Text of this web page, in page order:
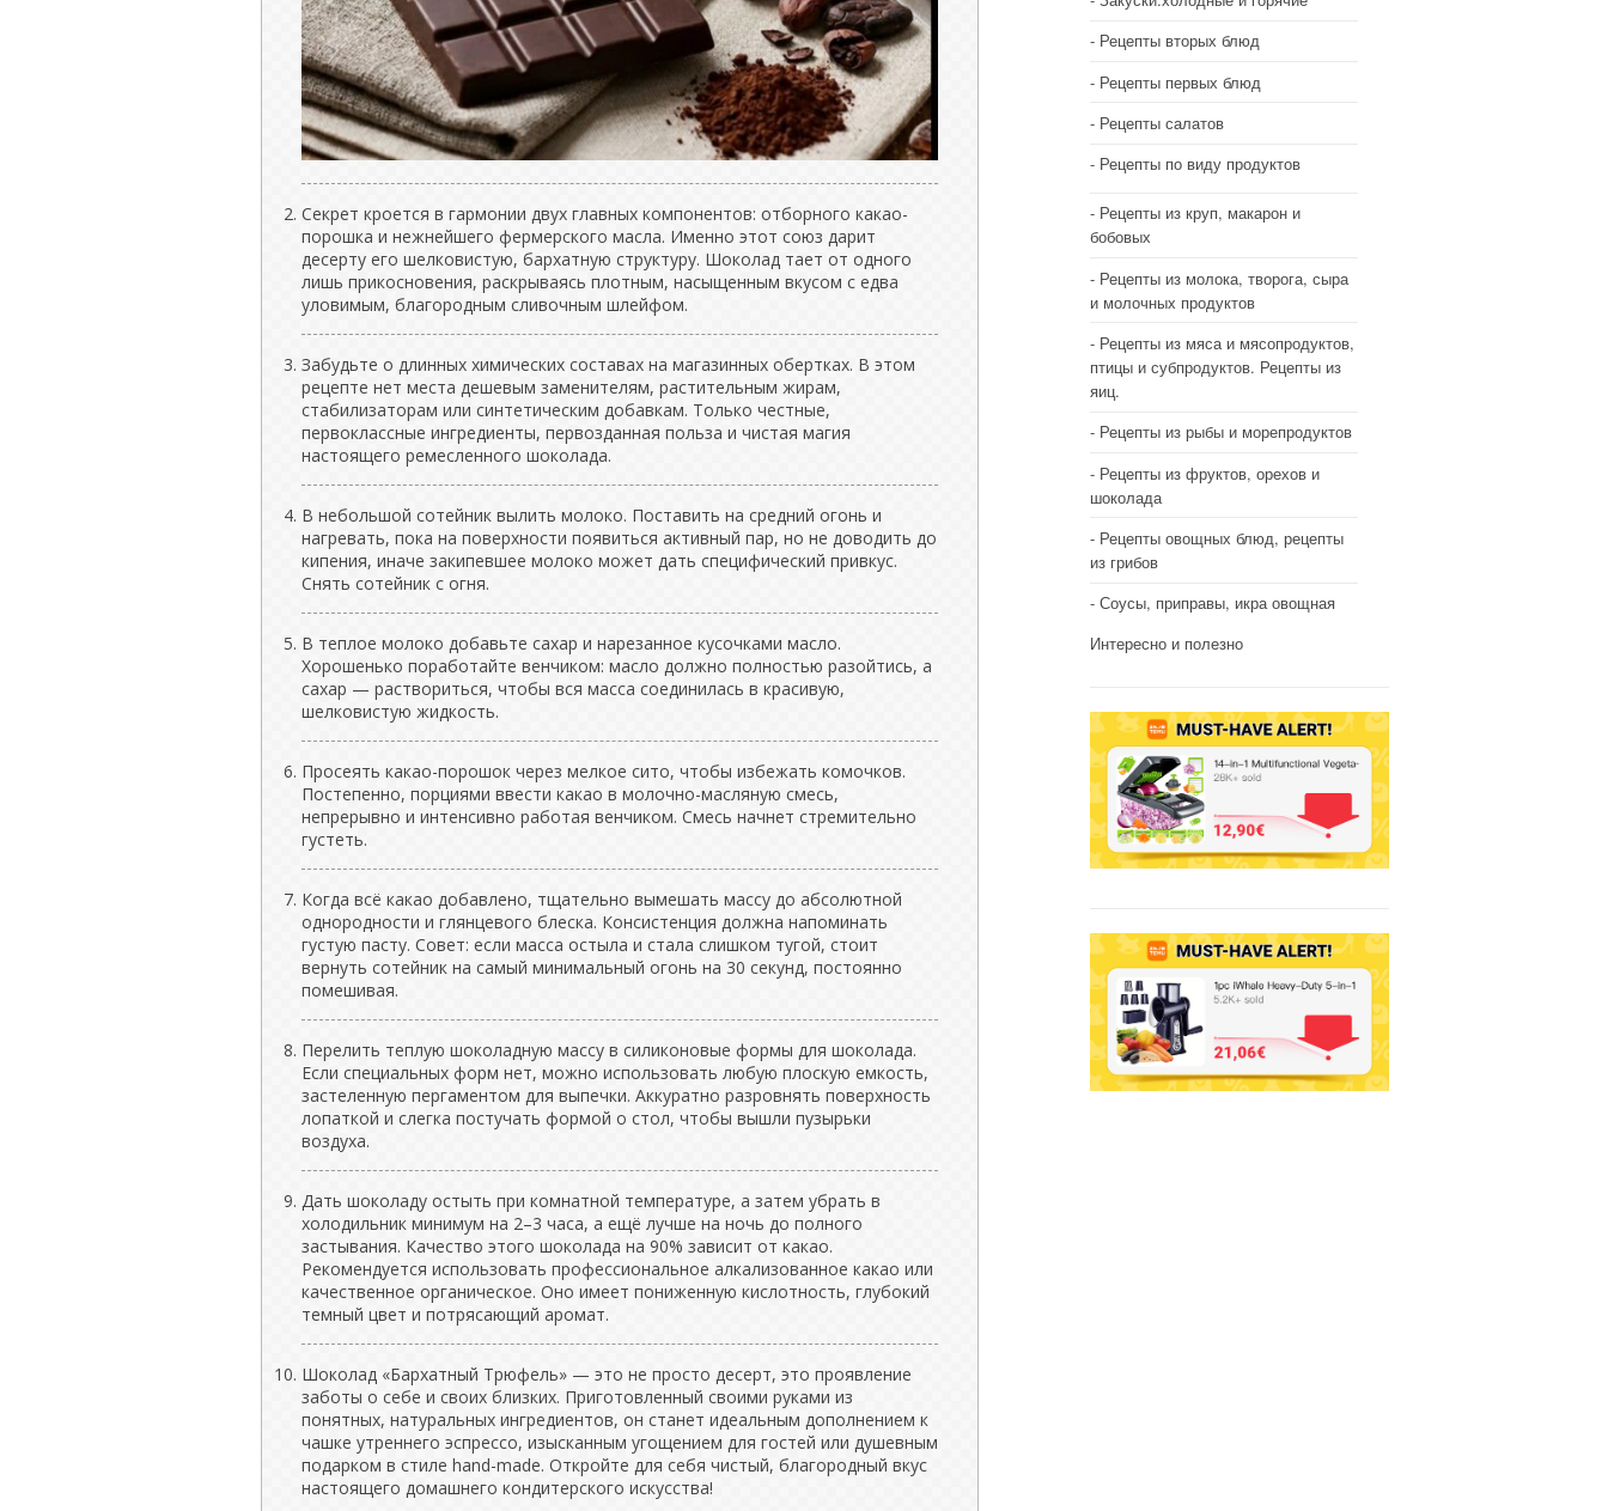
Секрет кроется в гармонии двух главных компонентов: отборного какао-
порошка и нежнейшего фермерского масла. Именно этот союз дарит
десерту его шелковистую, бархатную структуру. Шоколад тает от одного
лишь прикосновения, раскрываясь плотным, насыщенным вкусом с едва
уловимым, благородным сливочным шлейфом.
Забудьте о длинных химических составах на магазинных обертках. В этом
рецепте нет места дешевым заменителям, растительным жирам,
стабилизаторам или синтетическим добавкам. Только честные,
первоклассные ингредиенты, первозданная польза и чистая магия
настоящего ремесленного шоколада.
В небольшой сотейник вылить молоко. Поставить на средний огонь и
нагревать, пока на поверхности появиться активный пар, но не доводить до
кипения, иначе закипевшее молоко может дать специфический привкус.
Снять сотейник с огня.
В теплое молоко добавьте сахар и нарезанное кусочками масло.
Хорошенько поработайте венчиком: масло должно полностью разойтись, а
сахар — раствориться, чтобы вся масса соединилась в красивую,
шелковистую жидкость.
Просеять какао-порошок через мелкое сито, чтобы избежать комочков.
Постепенно, порциями ввести какао в молочно-масляную смесь,
непрерывно и интенсивно работая венчиком. Смесь начнет стремительно
густеть.
Когда всё какао добавлено, тщательно вымешать массу до абсолютной
однородности и глянцевого блеска. Консистенция должна напоминать
густую пасту. Совет: если масса остыла и стала слишком тугой, стоит
вернуть сотейник на самый минимальный огонь на 30 секунд, постоянно
помешивая.
Перелить теплую шоколадную массу в силиконовые формы для шоколада.
Если специальных форм нет, можно использовать любую плоскую емкость,
застеленную пергаментом для выпечки. Аккуратно разровнять поверхность
лопаткой и слегка постучать формой о стол, чтобы вышли пузырьки
воздуха.
Дать шоколаду остыть при комнатной температуре, а затем убрать в
холодильник минимум на 2–3 часа, а ещё лучше на ночь до полного
застывания. Качество этого шоколада на 90% зависит от какао.
Рекомендуется использовать профессиональное алкализованное какао или
качественное органическое. Оно имеет пониженную кислотность, глубокий
темный цвет и потрясающий аромат.
Шоколад «Бархатный Трюфель» — это не просто десерт, это проявление
заботы о себе и своих близких. Приготовленный своими руками из
понятных, натуральных ингредиентов, он станет идеальным дополнением к
чашке утреннего эспрессо, изысканным угощением для гостей или душевным
подарком в стиле hand-made. Откройте для себя чистый, благородный вкус
настоящего домашнего кондитерского искусства!
Рецепты вторых блюд
Рецепты первых блюд
Рецепты салатов
Рецепты по виду продуктов
Рецепты из круп, макарон и
бобовых
Рецепты из молока, творога, сыра
и молочных продуктов
Рецепты из мяса и мясопродуктов,
птицы и субпродуктов. Рецепты из
яиц.
Рецепты из рыбы и морепродуктов
Рецепты из фруктов, орехов и
шоколада
Рецепты овощных блюд, рецепты
из грибов
Соусы, приправы, икра овощная
Интересно и полезно